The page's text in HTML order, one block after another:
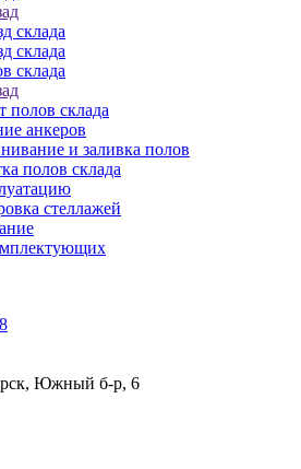
склада
склада
склада
полов склада
анкеров
и заливка полов
полов склада
стеллажей
Южный б-р, 6